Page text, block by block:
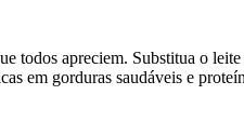
apreciem. Substitua o
em gorduras saudáveis e